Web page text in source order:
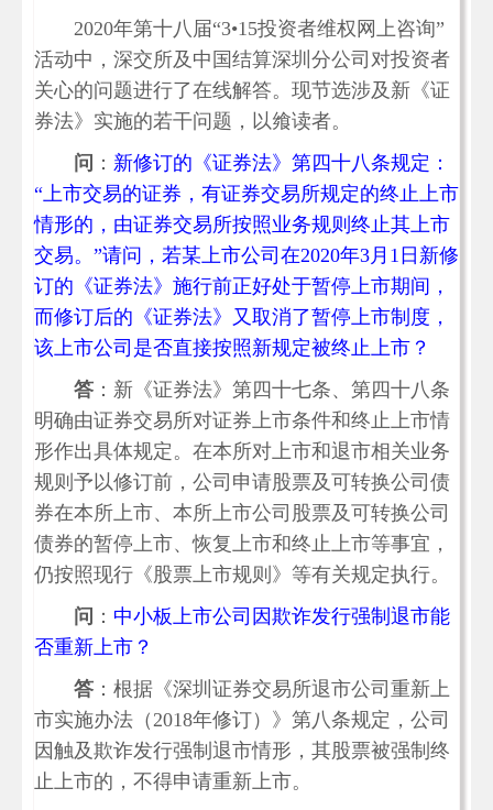
2020年第十八届“3•15投资者维权网上咨询”
活动中，深交所及中国结算深圳分公司对投资者
关心的问题进行了在线解答。现节选涉及新《证
券法》实施的若干问题，以飨读者。
问 ： 新修订的《证券法》第四十八条规定：
“上市交易的证券，有证券交易所规定的终止上市
情形的，由证券交易所按照业务规则终止其上市
交易。”请问，若某上市公司在2020年3月1日新修
订的《证券法》施行前正好处于暂停上市期间，
而修订后的《证券法》又取消了暂停上市制度，
该上市公司是否直接按照新规定被终止上市？
答 ：新《证券法》第四十七条、第四十八条
明确由证券交易所对证券上市条件和终止上市情
形作出具体规定。在本所对上市和退市相关业务
规则予以修订前，公司申请股票及可转换公司债
券在本所上市、本所上市公司股票及可转换公司
债券的暂停上市、恢复上市和终止上市等事宜，
仍按照现行《股票上市规则》等有关规定执行。
问 ： 中小板上市公司因欺诈发行强制退市能
否重新上市？
答 ：根据《深圳证券交易所退市公司重新上
市实施办法（2018年修订）》第八条规定，公司
因触及欺诈发行强制退市情形，其股票被强制终
止上市的，不得申请重新上市。